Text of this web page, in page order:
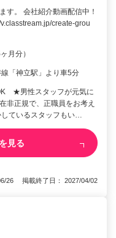
す。 会社紹介動画配信中！
create-grou
月分）
「神立駅」より車5分
★男性スタッフが元気に
非正規で、正職員をお考え
ているスタッフもい…
見る
26 掲載終了日： 2027/04/02